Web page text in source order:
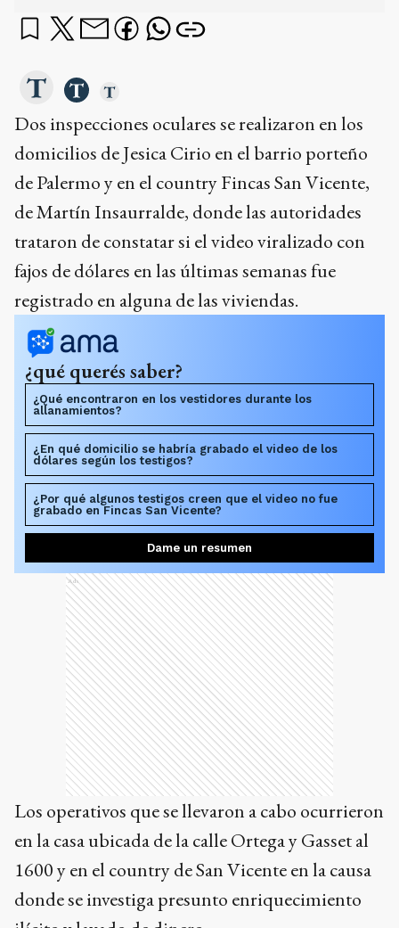
de Palermo y en el country Fincas San Vicente,
de Martín Insaurralde, donde las autoridades
trataron de constatar si el video viralizado con
fajos de dólares en las últimas semanas fue
registrado en alguna de las viviendas.
¿qué querés saber?
¿Qué encontraron en los vestidores durante los
allanamientos?
dólares según los testigos?
¿Por qué algunos testigos creen que el video no fue
grabado en Fincas San Vicente?
Dame un resumen
Ads
Los operativos que se llevaron a cabo ocurrieron
en la casa ubicada de la calle Ortega y Gasset al
1600 y en el country de San Vicente en la causa
donde se investiga presunto enriquecimiento
ilícito y lavado de dinero.
Tres de los testigos presentes en los diversos
allanamientos indicaron que el vestidor en la
casa de San Vicente no se asemejaba al del video
difundido, mientras que una cuarta dijo que el
archivo, concluyentemente, se había realizado